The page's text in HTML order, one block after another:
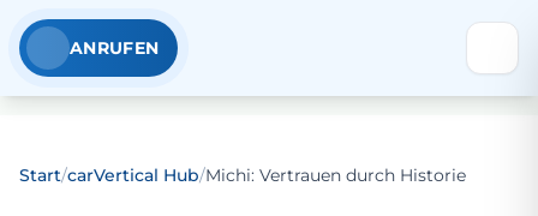
ANRUFEN
Start/carVertical Hub/Michi: Vertrauen durch Historie